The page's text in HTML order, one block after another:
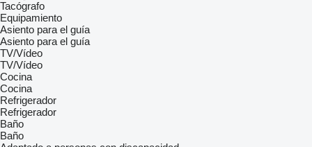
Tacógrafo
Equipamiento
Asiento para el guía
Asiento para el guía
TV/Vídeo
TV/Vídeo
Cocina
Cocina
Refrigerador
Refrigerador
Baño
Baño